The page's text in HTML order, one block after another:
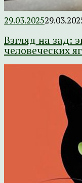
29.03.2025
Взгляд на зад:
человеческих